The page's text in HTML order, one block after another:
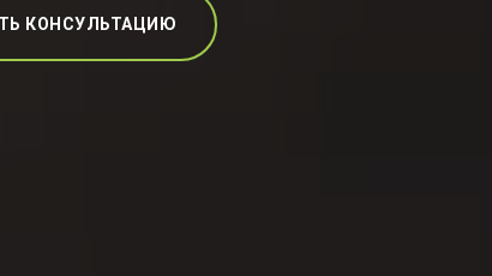
КОНСУЛЬТАЦИЮ